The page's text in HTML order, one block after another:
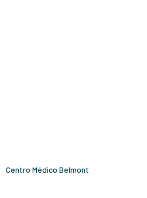
Centro Médico Belmont